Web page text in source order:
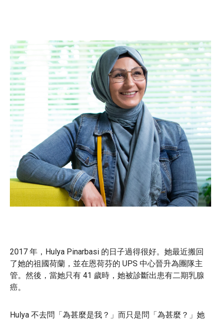
2017 年，Hulya Pinarbasi 的日子過得很好。她最近搬回
了她的祖國荷蘭，並在恩荷芬的 UPS 中心晉升為團隊主
管。然後，當她只有 41 歲時，她被診斷出患有二期乳腺
癌。
Hulya 不去問「為甚麼是我？」而只是問「為甚麼？」她